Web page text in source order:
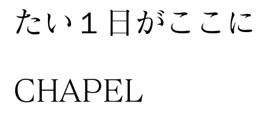
たい１日がここに
CHAPEL